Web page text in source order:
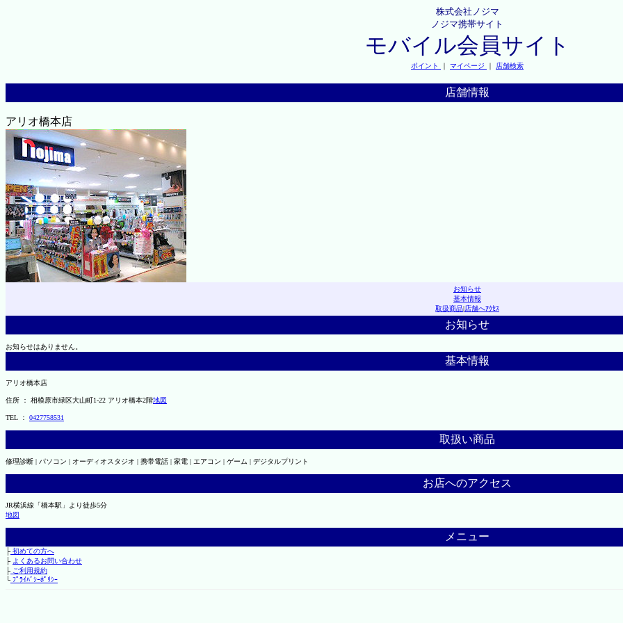
株式会社ノジマ
ノジマ携帯サイト
モバイル会員サイト
ポイント ｜ マイページ ｜ 店舗検索
店舗情報
アリオ橋本店
お知らせ
基本情報
取扱商品|店舗へｱｸｾｽ
お知らせ
お知らせはありません。
基本情報
アリオ橋本店
住所 ： 相模原市緑区大山町1-22 アリオ橋本2階地図
TEL ： 0427758531
取扱い商品
修理診断 | パソコン | オーディオスタジオ | 携帯電話 | 家電 | エアコン | ゲーム | デジタルプリント
お店へのアクセス
JR横浜線「橋本駅」より徒歩5分
地図
メニュー
├初めての方へ
├ よくあるお問い合わせ
├ご利用規約
└ﾌﾟﾗｲﾊﾞｼｰﾎﾟﾘｼｰ